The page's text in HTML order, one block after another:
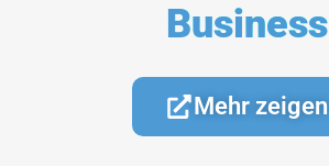
Business
Mehr zeigen